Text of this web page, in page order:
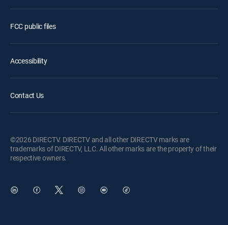
FCC public files
Accessibility
Contact Us
©2026 DIRECTV. DIRECTV and all other DIRECTV marks are
trademarks of DIRECTV, LLC. All other marks are the property of their
respective owners.